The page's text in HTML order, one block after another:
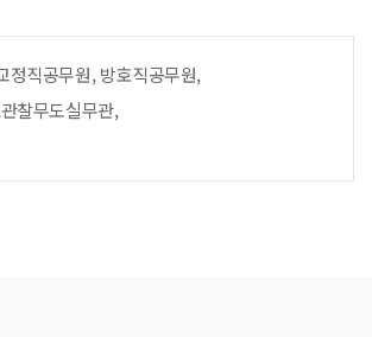
정직공무원, 방호직공무원,
찰무도실무관,